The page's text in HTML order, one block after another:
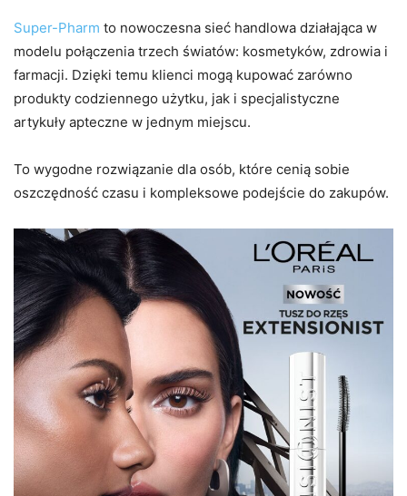
Super-Pharm to nowoczesna sieć handlowa działająca w
modelu połączenia trzech światów: kosmetyków, zdrowia i
farmacji. Dzięki temu klienci mogą kupować zarówno
produkty codziennego użytku, jak i specjalistyczne
artykuły apteczne w jednym miejscu.
To wygodne rozwiązanie dla osób, które cenią sobie
oszczędność czasu i kompleksowe podejście do zakupów.